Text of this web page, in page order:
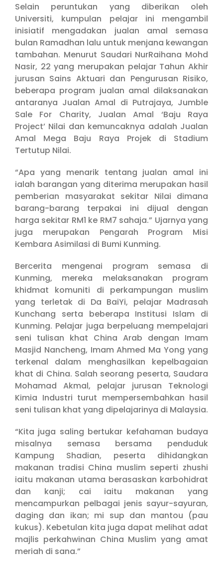
Selain peruntukan yang diberikan oleh
Universiti, kumpulan pelajar ini mengambil
inisiatif mengadakan jualan amal semasa
bulan Ramadhan lalu untuk menjana kewangan
tambahan. Menurut Saudari NurRaihana Mohd
Nasir, 22 yang merupakan pelajar Tahun Akhir
jurusan Sains Aktuari dan Pengurusan Risiko,
beberapa program jualan amal dilaksanakan
antaranya Jualan Amal di Putrajaya, Jumble
Sale For Charity, Jualan Amal ‘Baju Raya
Project’ Nilai dan kemuncaknya adalah Jualan
Amal Mega Baju Raya Projek di Stadium
Tertutup Nilai.
“Apa yang menarik tentang jualan amal ini
ialah barangan yang diterima merupakan hasil
pemberian masyarakat sekitar Nilai dimana
barang-barang terpakai ini dijual dengan
harga sekitar RM1 ke RM7 sahaja.” Ujarnya yang
juga merupakan Pengarah Program Misi
Kembara Asimilasi di Bumi Kunming.
Bercerita mengenai program semasa di
Kunming, mereka melaksanakan program
khidmat komuniti di perkampungan muslim
yang terletak di Da BaiYi, pelajar Madrasah
Kunchang serta beberapa Institusi Islam di
Kunming. Pelajar juga berpeluang mempelajari
seni tulisan khat China Arab dengan Imam
Masjid Nancheng, Imam Ahmed Ma Yong yang
terkenal dalam menghasilkan kepelbagaian
khat di China. Salah seorang peserta, Saudara
Mohamad Akmal, pelajar jurusan Teknologi
Kimia Industri turut mempersembahkan hasil
seni tulisan khat yang dipelajarinya di Malaysia.
“Kita juga saling bertukar kefahaman budaya
misalnya semasa bersama penduduk
Kampung Shadian, peserta dihidangkan
makanan tradisi China muslim seperti zhushi
iaitu makanan utama berasaskan karbohidrat
dan kanji; cai iaitu makanan yang
mencampurkan pelbagai jenis sayur-sayuran,
daging dan ikan; mi sup dan mantou (pau
kukus). Kebetulan kita juga dapat melihat adat
majlis perkahwinan China Muslim yang amat
meriah di sana.”